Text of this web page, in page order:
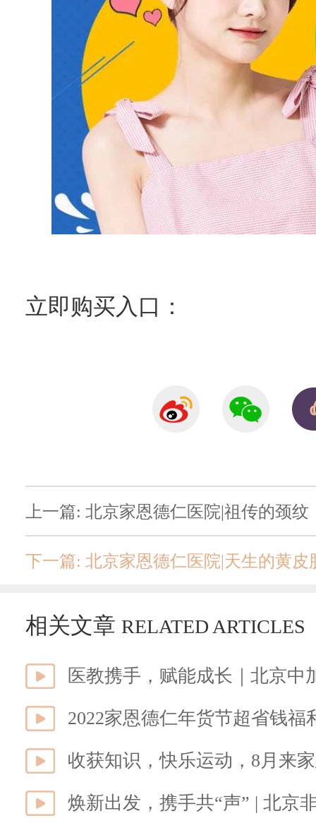
立即购买入口：
上一篇: 北京家恩德仁医院|祖传的颈纹
下一篇: 北京家恩德仁医院|天生的黄
相关文章 RELATED ARTICLES
2022家恩德仁年货节超省钱福
收获知识，快乐运动，8月来